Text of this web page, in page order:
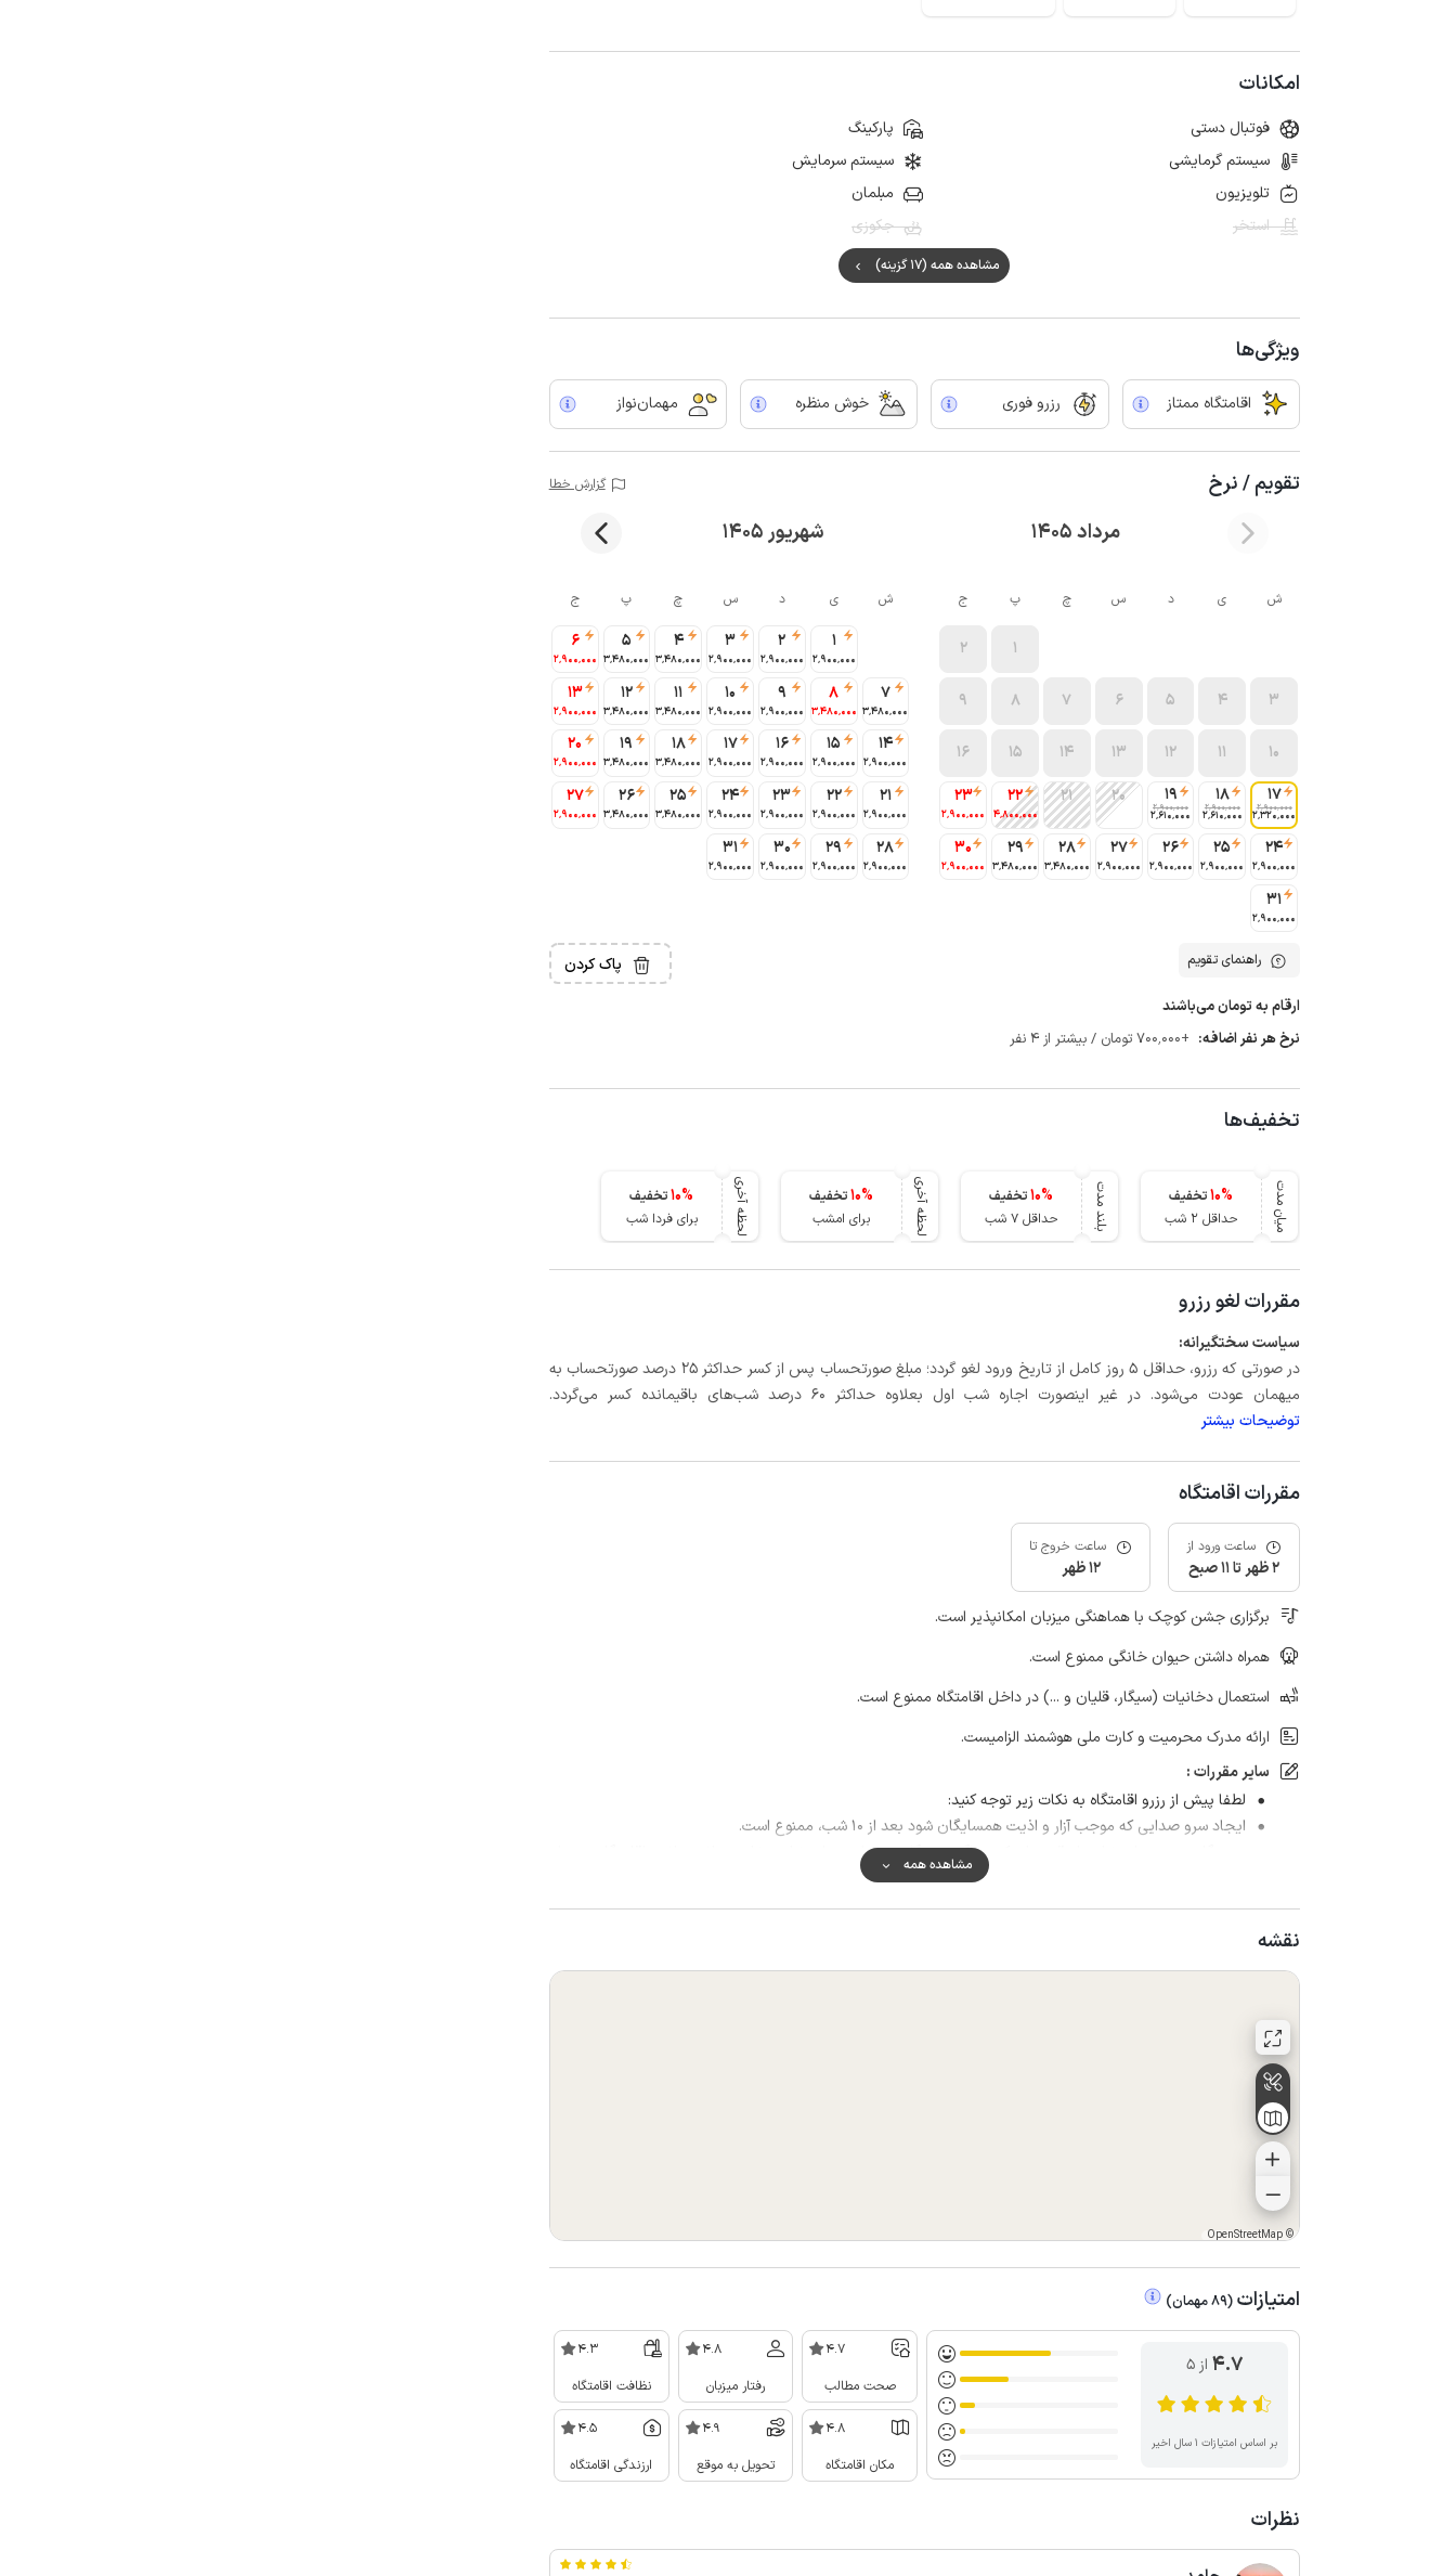
امکانات
فوتبال دستی
پارکینگ
سیستم گرمایشی
سیستم سرمایش
تلویزیون
مبلمان
استخر
جکوزی
مشاهده همه (17 گزینه)
ویژگی‌ها
اقامتگاه ممتاز رزرو فوری خوش منظره مهمان‌نواز
تقویم / نرخ گزارش خطا
مرداد 1405 شهریور 1405
ش ی د س چ پ ج
1
2
3
4
5
6
7
8
9
10
11
12
13
14
15
16
17
2٬900٬000
2٬320٬000
18
2٬900٬000
2٬610٬000
19
2٬900٬000
2٬610٬000
20
21
22
4٬800٬000
23
2٬900٬000
24
2٬900٬000
25
2٬900٬000
26
2٬900٬000
27
2٬900٬000
28
3٬480٬000
29
3٬480٬000
30
2٬900٬000
31
2٬900٬000
ش ی د س چ پ ج
1
2٬900٬000
2
2٬900٬000
3
2٬900٬000
4
3٬480٬000
5
3٬480٬000
6
2٬900٬000
7
3٬480٬000
8
3٬480٬000
9
2٬900٬000
10
2٬900٬000
11
3٬480٬000
12
3٬480٬000
13
2٬900٬000
14
2٬900٬000
15
2٬900٬000
16
2٬900٬000
17
2٬900٬000
18
3٬480٬000
19
3٬480٬000
20
2٬900٬000
21
2٬900٬000
22
2٬900٬000
23
2٬900٬000
24
2٬900٬000
25
3٬480٬000
26
3٬480٬000
27
2٬900٬000
28
2٬900٬000
29
2٬900٬000
30
2٬900٬000
31
2٬900٬000
راهنمای تقویم پاک کردن
ارقام به تومان می‌باشند
نرخ هر نفر اضافه: +700٬000 تومان / بیشتر از 4 نفر
تخفیف‌ها
میان مدت 10%
تخفیف
حداقل 2 شب
بلند مدت 10%
تخفیف
حداقل 7 شب
لحظه آخری 10%
تخفیف
برای امشب
لحظه آخری 10%
تخفیف
برای فردا شب
مقررات لغو رزرو
سیاست سختگیرانه:
در صورتی که رزرو، حداقل 5 روز کامل از تاریخ ورود لغو گردد؛ مبلغ صورتحساب پس از کسر حداکثر 25 درصد صورتحساب به
میهمان عودت می‌شود. در غیر اینصورت اجاره شب اول بعلاوه حداکثر 60 درصد شب‌های باقیمانده کسر می‌گردد.
توضیحات بیشتر
مقررات اقامتگاه
ساعت ورود از
2 ظهر تا 11 صبح
ساعت خروج تا
12 ظهر
برگزاری جشن کوچک با هماهنگی میزبان امکانپذیر است.
همراه داشتن حیوان خانگی ممنوع است.
استعمال دخانیات (سیگار، قلیان و ...) در داخل اقامتگاه ممنوع است.
ارائه مدرک محرمیت و کارت ملی هوشمند الزامیست.
سایر مقررات :
لطفا پیش از رزرو اقامتگاه به نکات زیر توجه کنید:
ایجاد سرو صدایی که موجب آزار و اذیت همسایگان شود بعد از ۱۰ شب، ممنوع است.
در هنگام رزرو تعداد نفرات را دقیق وارد کنید ؛ اگر به هنگام تحویل تعداد نفرات مغایرت داشته باشند اقامتگاه تحویل
ممنون از توجه شما
مشاهده همه
نقشه
©
OpenStreetMap
امتیازات (
89مهمان)
4.7 از ۵
بر اساس امتیازات ۱ سال اخیر
4.7
صحت مطالب
4.8
رفتار میزبان
4.3
نظافت اقامتگاه
4.8
مکان اقامتگاه
4.9
تحویل به موقع
4.5
ارزندگی اقامتگاه
نظرات